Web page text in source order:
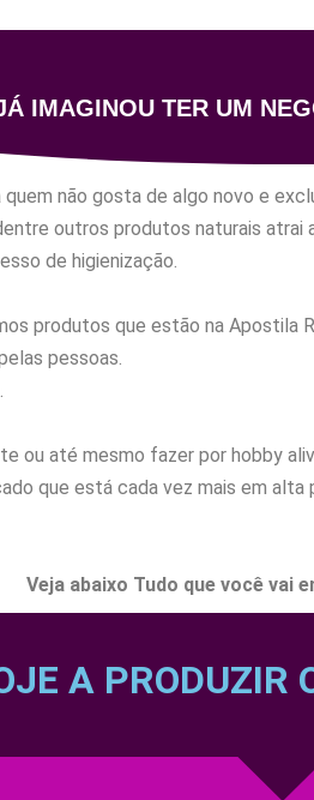
IMAGINOU TER UM
não gosta de algo novo e
outros produtos naturais
de higienização.
produtos que estão na Apostila
pessoas.
ou até mesmo fazer por hobby
que está cada vez mais em
Veja abaixo Tudo que você vai
A PRODUZIR